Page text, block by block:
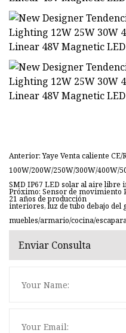
Anterior: Yaye Venta caliente CE/
100W/200W/250W/300W/400W/
SMD IP67 LED solar al aire libre
21 años de producción
Próximo: Sensor de movimiento
interiores, luz de tubo debajo del
muebles/armario/cocina/
Enviar Consulta